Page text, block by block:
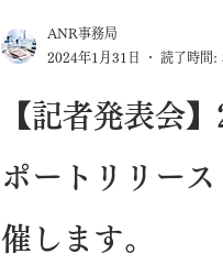
【記者発表会
ポートリリー
催します。
ANR事務局
2024年1月31日
読了時間: